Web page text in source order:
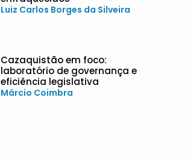
Luiz Carlos Borges da Silveira
Cazaquistão em foco:
laboratório de governança e
eficiência legislativa
Márcio Coimbra